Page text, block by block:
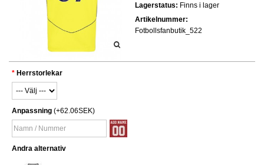
Lagerstatus: Finns i lager
Artikelnummer:
Fotbollsfanbutik_522
Herrstorlekar
Anpassning (+62.06SEK)
Andra alternativ